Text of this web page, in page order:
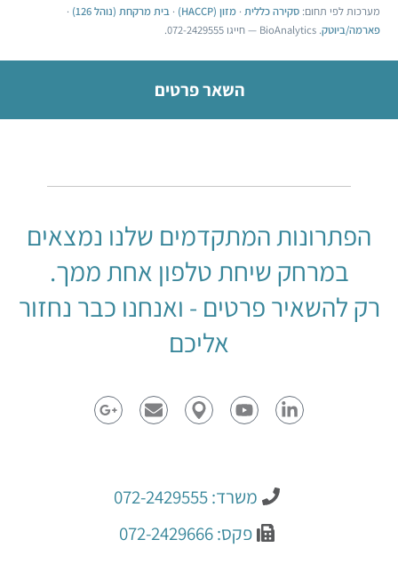
מערכות לפי תחום:סקירה כללית·מזון (HACCP) ·בית מרקחת (נוהל 126)
·
פארמה/ביוטק. BioAnalytics — חייגו 072-2429555.
השאר פרטים
הפתרונות המתקדמים שלנו נמצאים
במרחק שיחת טלפון אחת ממך.
רק להשאיר פרטים - ואנחנו כבר נחזור
אליכם
משרד: 072-2429555
פקס: 072-2429666